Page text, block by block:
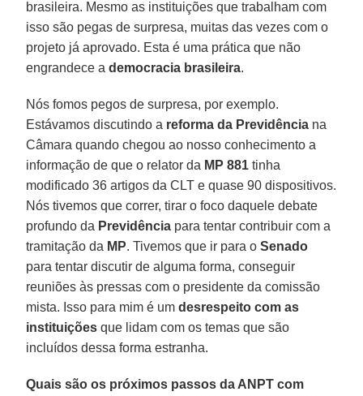
brasileira. Mesmo as instituições que trabalham com
isso são pegas de surpresa, muitas das vezes com o
projeto já aprovado. Esta é uma prática que não
engrandece ademocracia brasileira.
Nós fomos pegos de surpresa, por exemplo.
Estávamos discutindo a reforma da Previdência na
Câmara quando chegou ao nosso conhecimento a
informação de que o relator da MP 881 tinha
modificado 36 artigos da CLT e quase 90 dispositivos.
Nós tivemos que correr, tirar o foco daquele debate
profundo da Previdência para tentar contribuir com a
tramitação da MP. Tivemos que ir para oSenado
para tentar discutir de alguma forma, conseguir
reuniões às pressas com o presidente da comissão
mista. Isso para mim é umdesrespeito com as
instituições que lidam com os temas que são
incluídos dessa forma estranha.
Quais são os próximos passos da ANPT com